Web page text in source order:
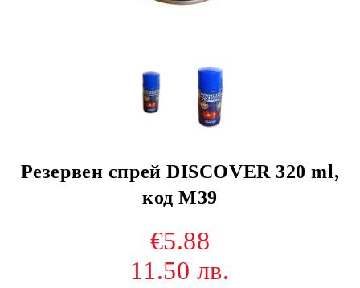
Резервен спрей DISCOVER 320 ml,
код М39
€5.88
11.50 лв.